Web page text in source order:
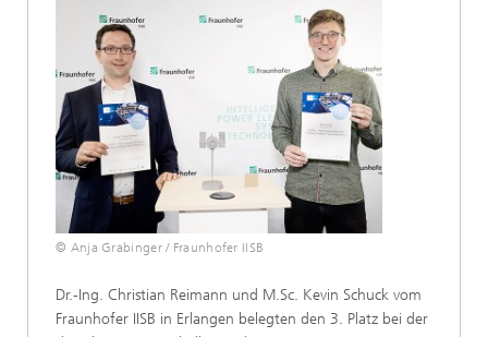
© Anja Grabinger / Fraunhofer IISB
Dr.-Ing. Christian Reimann und M.Sc. Kevin Schuck vom
Fraunhofer IISB in Erlangen belegten den 3. Platz bei der